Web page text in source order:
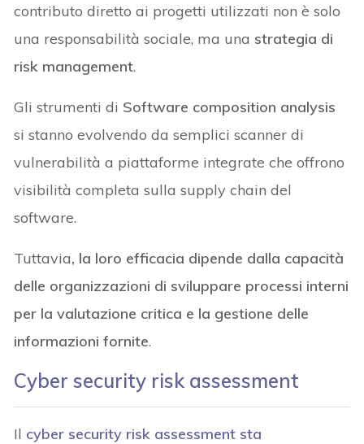
contributo diretto ai progetti utilizzati non è solo
una responsabilità sociale, ma una strategia di
risk management.
Gli strumenti di Software composition analysis
si stanno evolvendo da semplici scanner di
vulnerabilità a piattaforme integrate che offrono
visibilità completa sulla supply chain del
software.
Tuttavia, la loro efficacia dipende dalla capacità
delle organizzazioni di sviluppare processi interni
per la valutazione critica e la gestione delle
informazioni fornite.
Cyber security risk assessment
Il cyber security risk assessment sta